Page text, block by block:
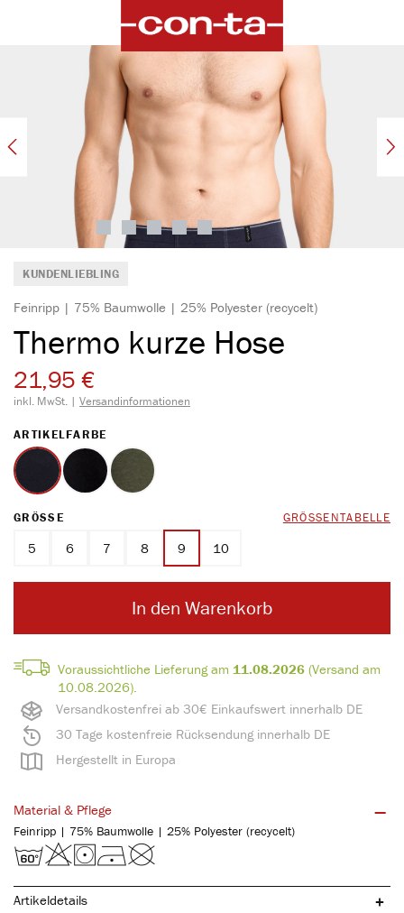
Bildergalerie überspringen
Versandkostenfrei ab 30€ Einkaufswert innerhalb DE
30 Tage kostenfreie Rücksendung innerhalb DE
Hergestellt in Europa
KUNDENLIEBLING
Feinripp | 75% Baumwolle | 25% Polyester (recycelt)
Thermo kurze Hose
21,95 €
inkl. MwSt. | Versandinformationen
Voraussichtliche Lieferung am 11.08.2026(Versand am
10.08.2026).
ARTIKELFARBE
marine melangeschwarz melange
oliv melange
GRÖSSE AUSWÄHLEN GRÖSSENTABELLE
5 6 7 8 9 10
In den Warenkorb
Material & Pflege
Feinripp | 75% Baumwolle | 25% Polyester (recycelt)
Artikeldetails